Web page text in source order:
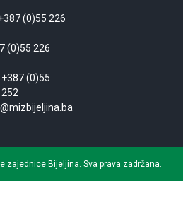
(0)55 226
(0)55 226
(0)55
zajednice Bijeljina. Sva prava zadržana.